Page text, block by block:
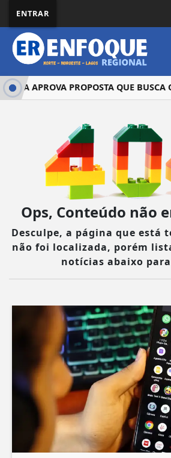
ENTRAR
APROVA PROPOSTA QUE BUSCA
Ops, Conteúdo não
Desculpe, a página que está
não foi localizada, porém
notícias abaixo